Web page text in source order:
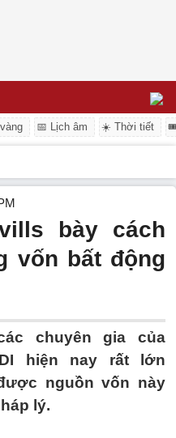
📅 Lịch âm ☀️ Thời tiết
bày cách
vốn bất động
chuyên gia của
hiện nay rất lớn
nguồn vốn này
lý.